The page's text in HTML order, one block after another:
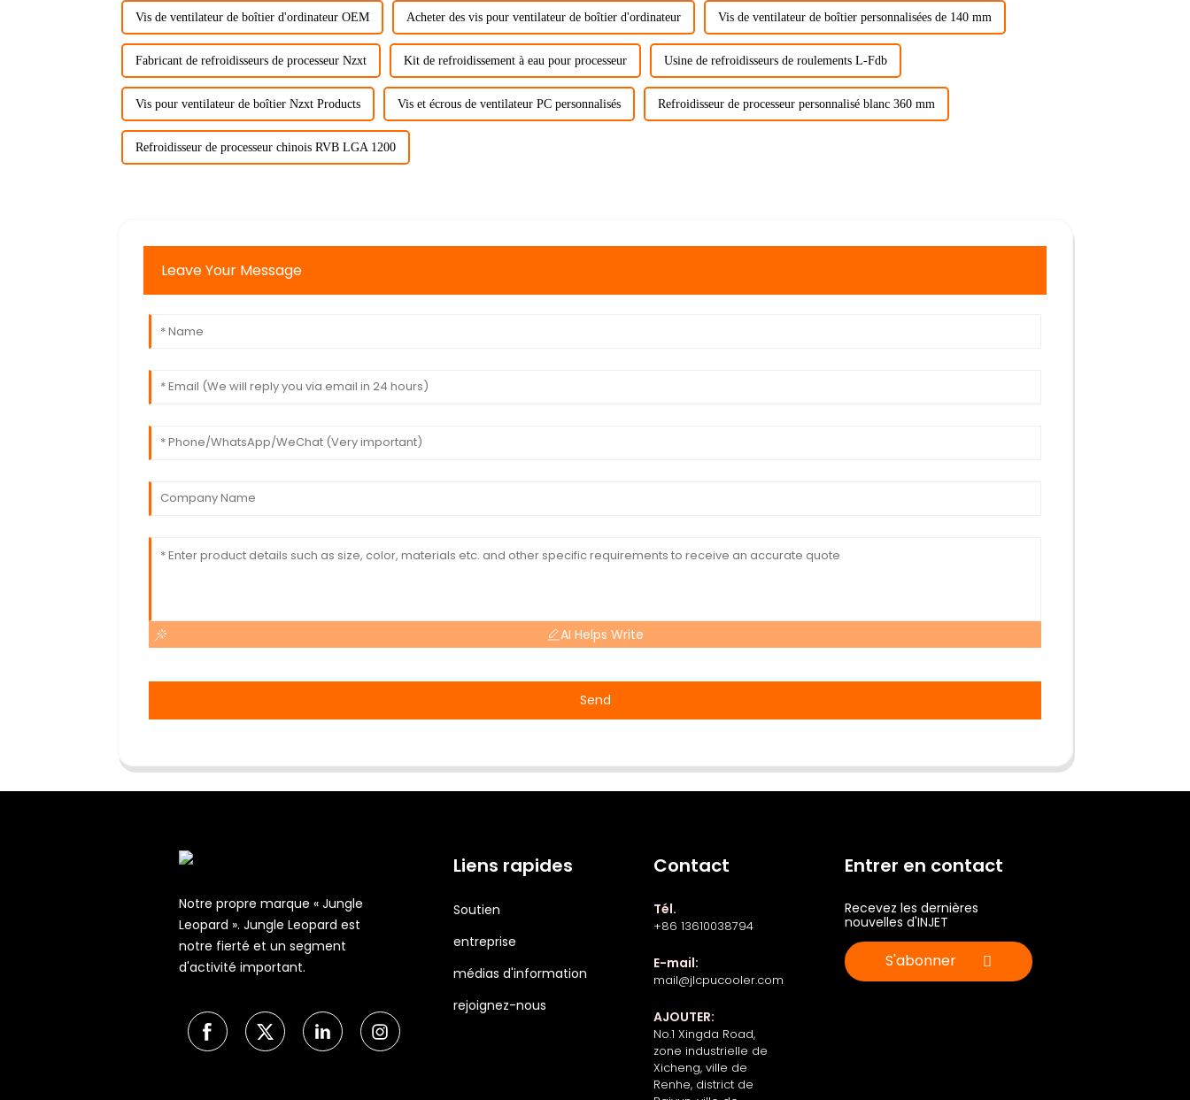
Vis de ventilateur de boîtier d'ordinateur OEM Acheter des vis pour ventilateur de boîtier d'ordinateur Vis de ventilateur de boîtier personnalisées de 140 mm
Fabricant de refroidisseurs de processeur Nzxt Kit de refroidissement à eau pour processeur Usine de refroidisseurs de roulements L-Fdb
Vis pour ventilateur de boîtier Nzxt Products Vis et écrous de ventilateur PC personnalisés Refroidisseur de processeur personnalisé blanc 360 mm
Refroidisseur de processeur chinois RVB LGA 1200
Leave Your Message
AI Helps Write
Send
Notre propre marque « Jungle
Leopard ». Jungle Leopard est
notre fierté et un segment
d'activité important.
Liens rapides
Soutien
entreprise
médias d'information
rejoignez-nous
Contact
Tél.
+86 13610038794
E-mail:
mail@jlcpucooler.com
AJOUTER:
No.1 Xingda Road,
zone industrielle de
Xicheng, ville de
Renhe, district de
Entrer en contact
Recevez les dernières
nouvelles d'INJET
S'abonner